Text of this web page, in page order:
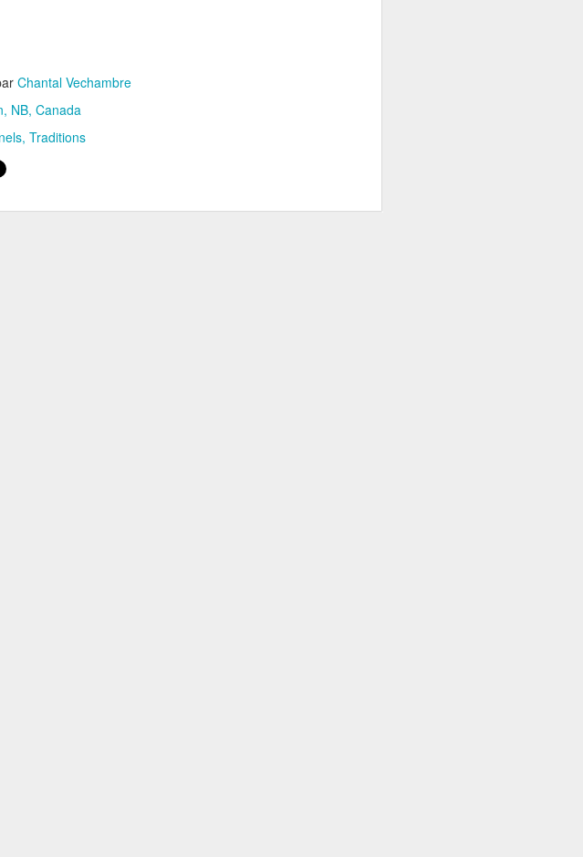
Chantal Vechambre
NB, Canada
Traditions